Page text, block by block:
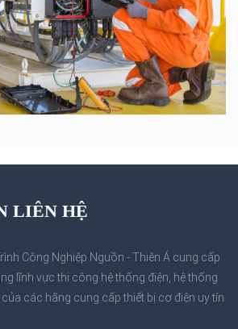
LIÊN HỆ
Công Nghiệp Nguồn - Thiên Á cung cấp
lĩnh vực thi công hệ thống điện, hệ thống
các hãng cung cấp thiết bị cơ điện uy tín